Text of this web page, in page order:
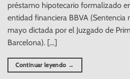
préstamo hipotecario formalizado
entidad financiera BBVA (Sentencia
mayo dictada por el Juzgado de
Barcelona). […]
Continuar leyendo →